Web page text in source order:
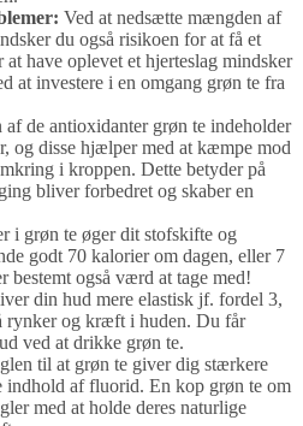
Ved at nedsætte mængden af
du også risikoen for at få et
at have oplevet et hjerteslag mindsker
at investere i en omgang grøn te fra
af de antioxidanter grøn te indeholder
og disse hjælper med at kæmpe mod
i kroppen. Dette betyder på
bliver forbedret og skaber en
i grøn te øger dit stofskifte og
godt 70 kalorier om dagen, eller 7
bestemt også værd at tage med!
din hud mere elastisk jf. fordel 3,
rynker og kræft i huden. Du får
ved at drikke grøn te.
til at grøn te giver dig stærkere
indhold af fluorid. En kop grøn te om
med at holde deres naturlige